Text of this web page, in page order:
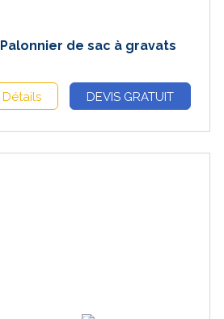
Palonnier de sac à gravats
Détails DEVIS GRATUIT